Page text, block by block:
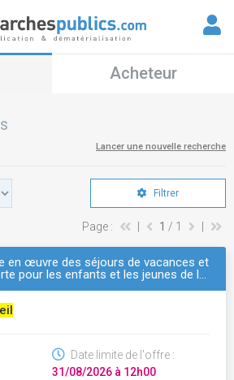
Acheteur
Lancer une nouvelle recherche
Filtrer
Page : 1 / 1
en œuvre des séjours de vacances et
pour les enfants et les jeunes de l…
Date limite de l'offre :
31/08/2026 à 12h00